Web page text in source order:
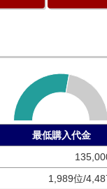
最低購入代金
1,989位/